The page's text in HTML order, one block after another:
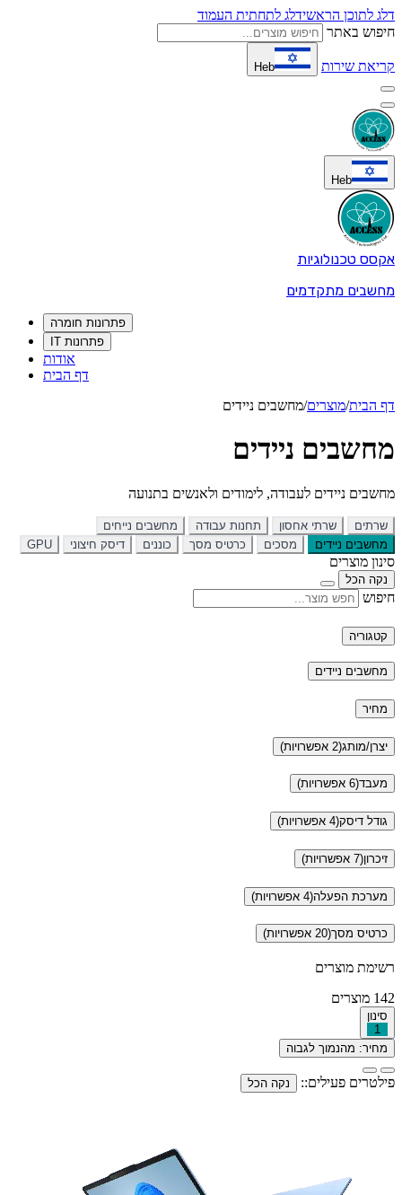
דלג לתוכן הראשידלג לתחתית העמוד
חיפוש באתר
קריאת שירות Heb
Heb
אקסס טכנולוגיות
מחשבים מתקדמים
פתרונות חומרה
פתרונות IT
אודות
דף הבית
דף הבית/מוצרים/מחשבים ניידים
מחשבים ניידים
מחשבים ניידים לעבודה, לימודים ולאנשים בתנועה
שרתים שרתי אחסון תחנות עבודה
מחשבים נייחים
מחשבים ניידים
מסכים כרטיס מסך כוננים דיסק חיצוני GPU
סינון מוצרים
נקה הכל
חיפוש
קטגוריה
מחשבים ניידים
מחיר
יצרן/מותג(2 אפשרויות)
מעבד(6 אפשרויות)
גודל דיסק(4 אפשרויות)
זיכרון(7 אפשרויות)
מערכת הפעלה(4 אפשרויות)
כרטיס מסך(20 אפשרויות)
רשימת מוצרים
142 מוצרים
סינון
1
מחיר: מהנמוך לגבוה
פילטרים פעילים:: נקה הכל